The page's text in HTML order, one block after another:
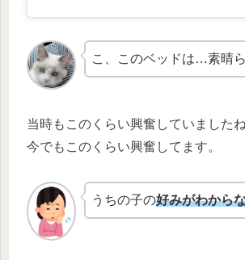
こ、このベッドは…素晴
当時もこのくらい興奮していました
今でもこのくらい興奮してます。
うちの子の好みがわから